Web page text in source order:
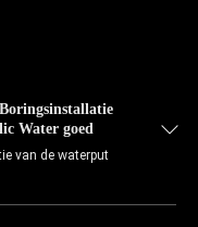
Water goed
van de waterput